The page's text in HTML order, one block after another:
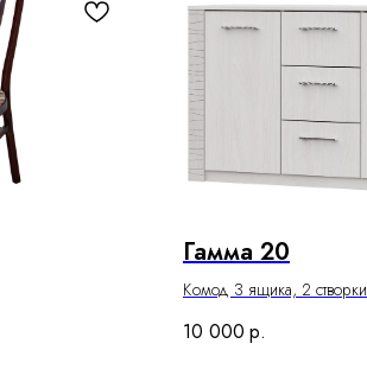
Гамма 20
Комод 3 ящика, 2 створки
10 000 р.